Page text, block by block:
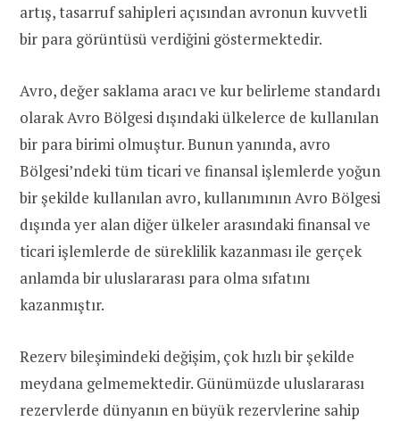
artış, tasarruf sahipleri açısından avronun kuvvetli
bir para görüntüsü verdiğini göstermektedir.
Avro, değer saklama aracı ve kur belirleme standardı
olarak Avro Bölgesi dışındaki ülkelerce de kullanılan
bir para birimi olmuştur. Bunun yanında, avro
Bölgesi’ndeki tüm ticari ve finansal işlemlerde yoğun
bir şekilde kullanılan avro, kullanımının Avro Bölgesi
dışında yer alan diğer ülkeler arasındaki finansal ve
ticari işlemlerde de süreklilik kazanması ile gerçek
anlamda bir uluslararası para olma sıfatını
kazanmıştır.
Rezerv bileşimindeki değişim, çok hızlı bir şekilde
meydana gelmemektedir. Günümüzde uluslararası
rezervlerde dünyanın en büyük rezervlerine sahip